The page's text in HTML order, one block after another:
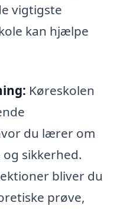
vigtigste
kan hjælpe
Køreskolen
du lærer om
sikkerhed.
bliver du
prøve,